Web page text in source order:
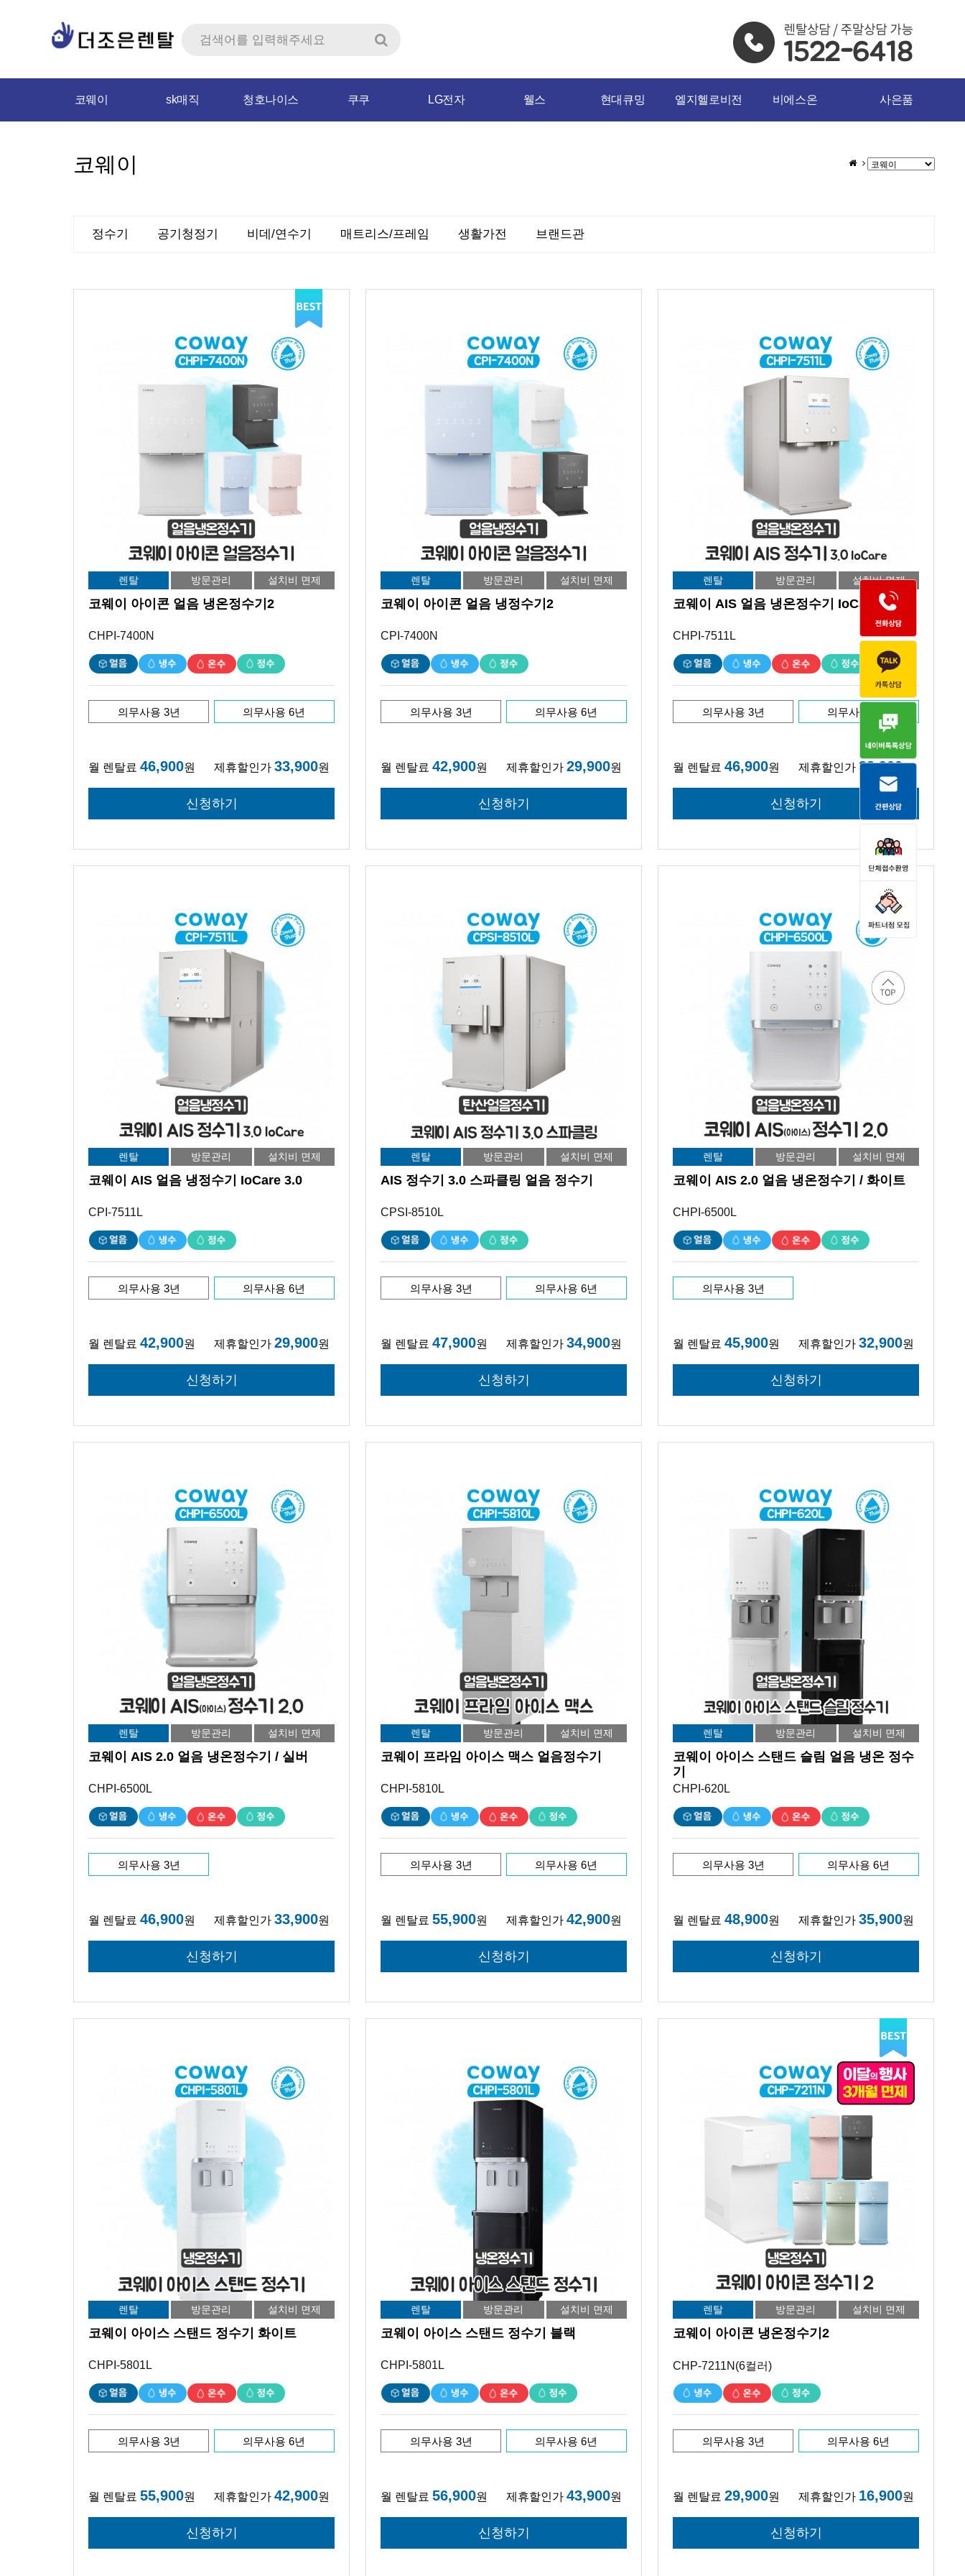
코웨이 sk매직 청호나이스 쿠쿠 LG전자 웰스 현대큐밍 엘지헬로비전 비에스온 사은품
코웨이
정수기 공기청정기 비데/연수기 매트리스/프레임 생활가전 브랜드관
렌탈 방문관리 설치비 면제
코웨이 아이콘 얼음 냉온정수기2
CHPI-7400N
의무사용 3년 의무사용 6년
월 렌탈료 46,900원 제휴할인가 33,900원
렌탈 방문관리 설치비 면제
코웨이 아이콘 얼음 냉정수기2
CPI-7400N
의무사용 3년 의무사용 6년
월 렌탈료 42,900원 제휴할인가 29,900원
렌탈 방문관리 설치비 면제
코웨이 AIS 얼음 냉온정수기 IoCare 3.0
CHPI-7511L
의무사용 3년 의무사용 6년
월 렌탈료 46,900원 제휴할인가 33,900원
렌탈 방문관리 설치비 면제
코웨이 AIS 얼음 냉정수기 IoCare 3.0
CPI-7511L
의무사용 3년 의무사용 6년
월 렌탈료 42,900원 제휴할인가 29,900원
렌탈 방문관리 설치비 면제
AIS 정수기 3.0 스파클링 얼음 정수기
CPSI-8510L
의무사용 3년 의무사용 6년
월 렌탈료 47,900원 제휴할인가 34,900원
렌탈 방문관리 설치비 면제
코웨이 AIS 2.0 얼음 냉온정수기 / 화이트
CHPI-6500L
의무사용 3년
월 렌탈료 45,900원 제휴할인가 32,900원
렌탈 방문관리 설치비 면제
코웨이 AIS 2.0 얼음 냉온정수기 / 실버
CHPI-6500L
의무사용 3년
월 렌탈료 46,900원 제휴할인가 33,900원
렌탈 방문관리 설치비 면제
코웨이 프라임 아이스 맥스 얼음정수기
CHPI-5810L
의무사용 3년 의무사용 6년
월 렌탈료 55,900원 제휴할인가 42,900원
렌탈 방문관리 설치비 면제
코웨이 아이스 스탠드 슬림 얼음 냉온 정수
기
CHPI-620L
의무사용 3년 의무사용 6년
월 렌탈료 48,900원 제휴할인가 35,900원
렌탈 방문관리 설치비 면제
코웨이 아이스 스탠드 정수기 화이트
CHPI-5801L
의무사용 3년 의무사용 6년
월 렌탈료 55,900원 제휴할인가 42,900원
렌탈 방문관리 설치비 면제
코웨이 아이스 스탠드 정수기 블랙
CHPI-5801L
의무사용 3년 의무사용 6년
월 렌탈료 56,900원 제휴할인가 43,900원
렌탈 방문관리 설치비 면제
코웨이 아이콘 냉온정수기2
CHP-7211N(6컬러)
의무사용 3년 의무사용 6년
월 렌탈료 29,900원 제휴할인가 16,900원